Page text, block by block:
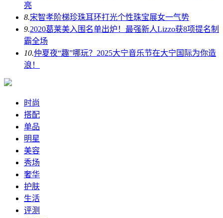
亮
8.宋智孝阶梯珍珠耳环打光个性珠宝展女一气势
9.2020葛莱美入围名单出炉！最强新人Lizzo获8项提名制
霸全场
10.仲夏夜“趣”哪玩？2025大宁音乐节在大宁国际为你造
浪！
时尚
搭配
单品
明星
美容
秀场
奢华
护肤
生活
评测